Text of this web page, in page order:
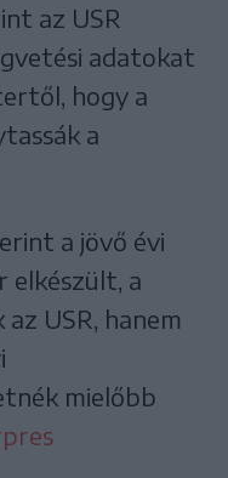
az USR
adatokat
hogy a
a
a jövő évi
elkészült, a
USR, hanem
mielőbb